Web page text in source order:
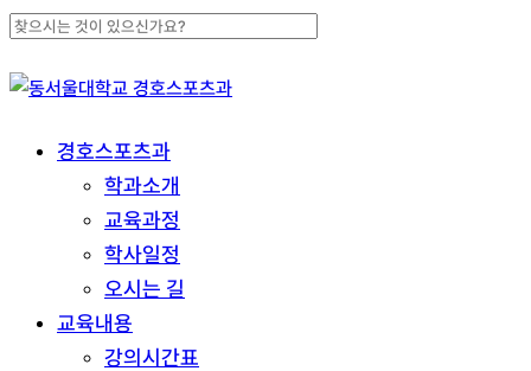
Skip
main
Close
search
Menu 경호스포츠과
학과소개
교육과정
학사일정
오시는 길
교육내용
강의시간표